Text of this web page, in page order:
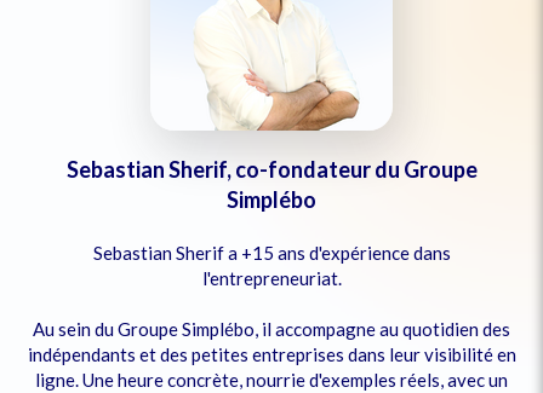
Sebastian Sherif, co-fondateur du Groupe
Simplébo
Sebastian Sherif a +15 ans d'expérience dans
l'entrepreneuriat.
Au sein du Groupe Simplébo, il accompagne au quotidien des
indépendants et des petites entreprises dans leur visibilité en
ligne. Une heure concrète, nourrie d'exemples réels, avec un